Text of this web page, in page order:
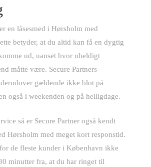
en låsesmed i Hørsholm med
betyder, at du altid kan få en dygtig
ud, uanset hvor uheldigt
måtte være. Secure Partners
gældende ikke blot på
også i weekenden og på helligdage.
så er Secure Partner også kendt
Hørsholm med meget kort responstid.
de fleste kunder i København ikke
minutter fra, at du har ringet til